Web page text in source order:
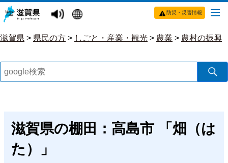
防災・災害情報
滋賀県 > 県民の方 > しごと・産業・観光 > 農業 > 農村の振興
滋賀県の棚田：高島市 「畑（は
た）」